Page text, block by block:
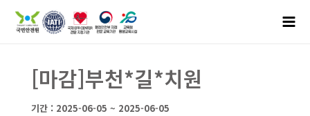
[마감]부천*길*치원
기간 : 2025-06-05 ~ 2025-06-05